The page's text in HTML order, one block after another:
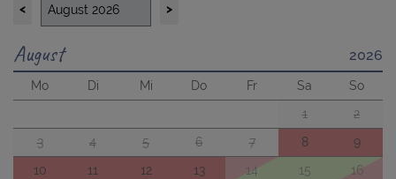
< >
August 2026
Mo Di Mi Do Fr Sa
So
1
2
3
4 5 6 7 8
9
10
11 12 13 14 15
16